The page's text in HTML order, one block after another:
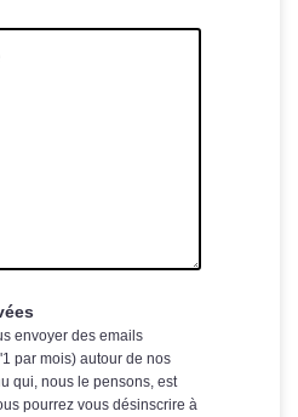
envoyer des emails
par mois) autour de nos
qui, nous le pensons, est
pourrez vous désinscrire à